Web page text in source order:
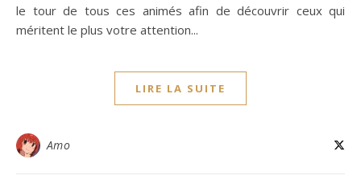
le tour de tous ces animés afin de découvrir ceux qui
méritent le plus votre attention...
LIRE LA SUITE
Amo